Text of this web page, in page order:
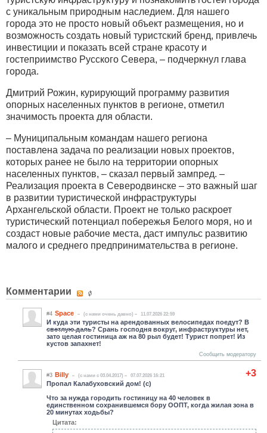
с уникальным природным наследием. Для нашего
города это не просто новый объект размещения, но и
возможность создать новый туристский бренд, привлечь
инвестиции и показать всей стране красоту и
гостеприимство Русского Севера, – подчеркнул глава
города.
Дмитрий Рожин, курирующий программу развития
опорных населенных пунктов в регионе, отметил
значимость проекта для области.
– Муниципальным командам нашего региона
поставлена задача по реализации новых проектов,
которых ранее не было на территории опорных
населенных пунктов, – сказал первый зампред. –
Реализация проекта в Северодвинске – это важный шаг
в развитии туристической инфраструктуры
Архангельской области. Проект не только раскроет
туристический потенциал побережья Белого моря, но и
создаст новые рабочие места, даст импульс развитию
малого и среднего предпринимательства в регионе.
Комментарии
#4 Space (c нами очень давно) 11.07.2026 22:59
И куда эти туристы на арендованных велосипедах поедут? В
светлую даль? Срань господня вокруг, инфраструктуры нет,
зато целая гостиница аж на 80 рыл будет! Турист попрет! Из
кустов запахнет!
Сообщить модератору
+3
#3 Billy (c нами с 03.04.2017) 07.07.2026 16:21
Пропал Калабуховский дом! (c)
Что за нужда городить гостиницу на 40 человек в
единственном сохранившемся бору ООПТ, когда жилая зона в
20 минутах ходьбы?
Цитата: